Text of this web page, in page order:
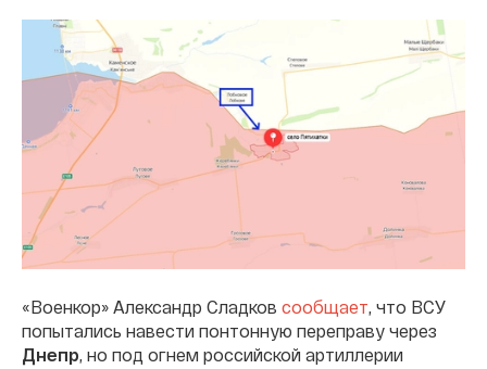
«Военкор» Александр Сладков сообщает , что ВСУ
попытались навести понтонную переправу через
Днепр , но под огнем российской артиллерии